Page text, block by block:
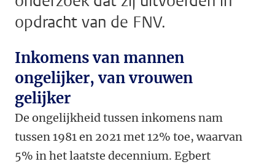
opdracht van de FNV.
Inkomens van mannen
ongelijker, van vrouwen
gelijker
De ongelijkheid tussen inkomens nam
tussen 1981 en 2021 met 12% toe, waarvan
5% in het laatste decennium. Egbert